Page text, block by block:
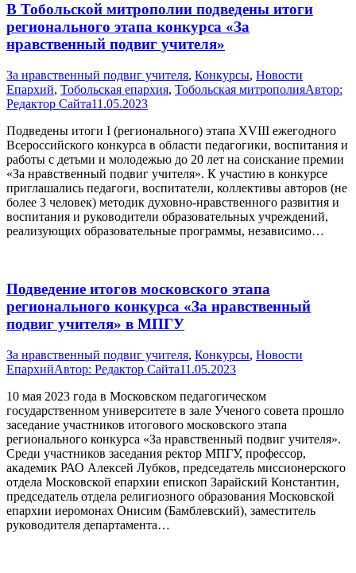
В Тобольской митрополии подведены итоги
регионального этапа конкурса «За
нравственный подвиг учителя»
За нравственный подвиг учителя, Конкурсы, Новости
Епархий, Тобольская епархия, Тобольская митрополияАвтор:
Редактор Сайта11.05.2023
Подведены итоги I (регионального) этапа XVIII ежегодного
Всероссийского конкурса в области педагогики, воспитания и
работы с детьми и молодежью до 20 лет на соискание премии
«За нравственный подвиг учителя». К участию в конкурсе
приглашались педагоги, воспитатели, коллективы авторов (не
более 3 человек) методик духовно-нравственного развития и
воспитания и руководители образовательных учреждений,
реализующих образовательные программы, независимо…
Подведение итогов московского этапа
регионального конкурса «За нравственный
подвиг учителя» в МПГУ
За нравственный подвиг учителя, Конкурсы, Новости
ЕпархийАвтор: Редактор Сайта11.05.2023
10 мая 2023 года в Московском педагогическом
государственном университете в зале Ученого совета прошло
заседание участников итогового московского этапа
регионального конкурса «За нравственный подвиг учителя».
Среди участников заседания ректор МПГУ, профессор,
академик РАО Алексей Лубков, председатель миссионерского
отдела Московской епархии епископ Зарайский Константин,
председатель отдела религиозного образования Московской
епархии иеромонах Онисим (Бамблевский), заместитель
руководителя департамента…